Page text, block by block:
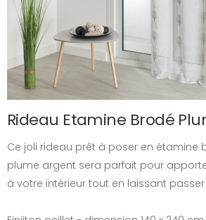
Rideau Etamine Brodé
Ce joli rideau prêt à poser en étamine
plume argent sera parfait pour
à votre intérieur tout en laissant